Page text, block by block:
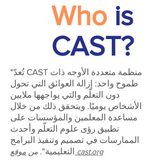
Who is
CAST?
"تُعدّ CAST منظمة متعددة الأوجه ذات
طموح واحد: إزالة العوائق التي تحول
دون التعلّم والتي يواجهها ملايين
الأشخاص يوميًا. ويتحقق ذلك من خلال
مساعدة المعلمين والمؤسسات على
تطبيق رؤى علوم التعلّم وأحدث
الممارسات في تصميم وتنفيذ البرامج
التعليمية". من موقع cast.org